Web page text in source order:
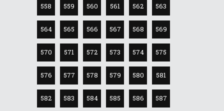
558 559 560 561 562 563
564 565 566 567 568 569
570 571 572 573 574 575
576 577 578 579 580 581
582 583 584 585 586 587